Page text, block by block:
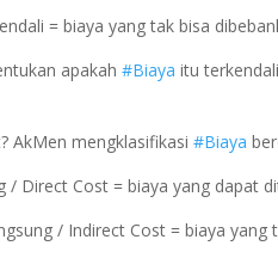
= biaya yang tak bisa
apakah#Biaya itu
AkMen mengklasifikasi#Biaya
/ Direct Cost = biaya yang dapat
/ Indirect Cost = biaya